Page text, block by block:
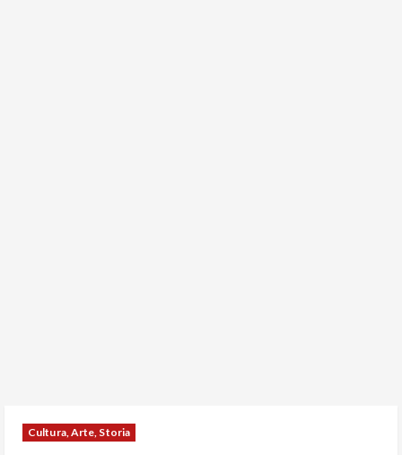
Cultura, Arte, Storia